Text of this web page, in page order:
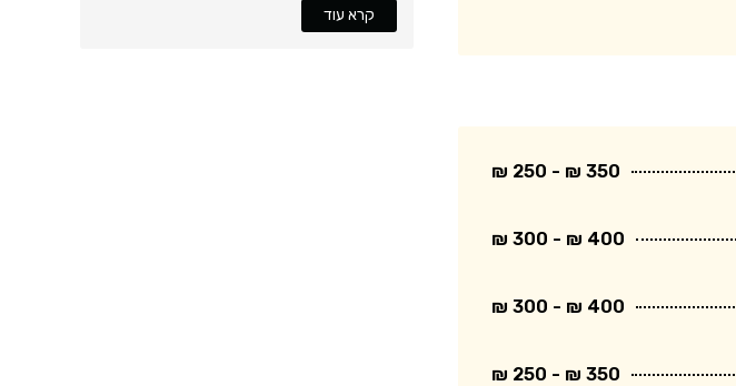
350 ₪ - 250 ₪
400 ₪ - 300 ₪
400 ₪ - 300 ₪
350 ₪ - 250 ₪
קרא עוד